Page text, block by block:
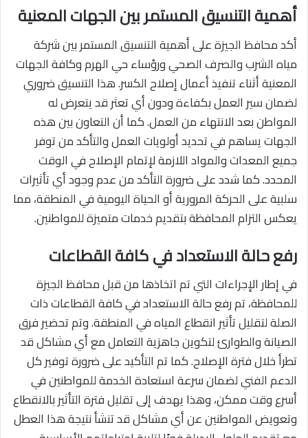
أهمية التنسيق المستمر بين الجهات المعنية
أكد محافظ الجيزة على أهمية التنسيق المستمر بين شركة
مياه الشرب والصرف الصحي ورؤساء حي الهرم وكافة الجهات
المعنية أثناء تنفيذ أعمال إصلاح الكسر. هذا التنسيق ضروري
لضمان سير العمل بكفاءة ودون أي تعثر قد يتعرض له
المواطن بعد الانتهاء من العمل. كما أن التعاون بين هذه
الجهات يساهم في تحديد أولويات العمل والتأكد من توفر
جميع المعدات والمواد اللازمة لإتمام الإصلاح في الوقت
المحدد. كما شدد على ضرورة التأكد من عدم وجود أي تأثيرات
سلبية على الحركة المرورية أو الحياة اليومية في المنطقة، مما
يعكس التزام المحافظة بتقديم خدمات متميزة للمواطنين.
رفع حالة الاستعداد في كافة القطاعات
في إطار الإجراءات التي تم اتخاذها من قبل محافظ الجيزة
للمحافظة، تم رفع حالة الاستعداد في كافة القطاعات ذات
الصلة لتقليل تأثير انقطاع المياه في المنطقة. وتم تحضير فرق
الصيانة والطوارئ لتكوين جاهزية التعامل مع أي مشاكل قد
تطرأ خلال فترة الإصلاح. كما تم التأكيد على ضرورة توفير كل
الدعم الفني لضمان سرعة استعادة الخدمة للمواطنين في
أسرع وقت ممكن، وهذا يهدف إلى تقليل فترة التأثير بالانقطاع
وتعويض المواطنين عن أي مشاكل قد تنشأ نتيجة هذا العطل